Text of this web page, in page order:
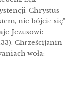
Chrystus
nie bójcie się"
Jezusowi:
Chrześcijanin
woła: